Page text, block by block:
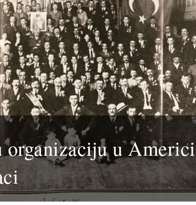
organizaciju u Americi